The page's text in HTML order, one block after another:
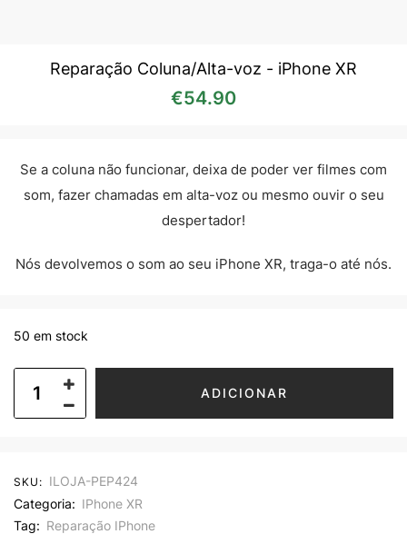
Reparação Coluna/Alta-voz - iPhone XR
€54.90
Se a coluna não funcionar, deixa de poder ver filmes com
som, fazer chamadas em alta-voz ou mesmo ouvir o seu
despertador!
Nós devolvemos o som ao seu iPhone XR, traga-o até nós.
50 em stock
ADICIONAR
SKU: ILOJA-PEP424
Categoria: IPhone XR
Tag: Reparação IPhone